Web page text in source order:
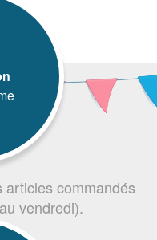
articles commandés
vendredi).